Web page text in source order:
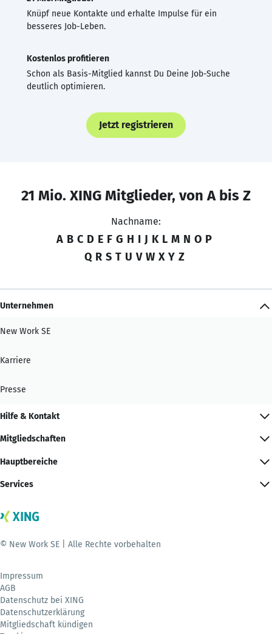
Knüpf neue Kontakte und erhalte Impulse für ein
besseres Job-Leben.
Kostenlos profitieren
Schon als Basis-Mitglied kannst Du Deine Job-Suche
deutlich optimieren.
Jetzt registrieren
21 Mio. XING Mitglieder, von A bis Z
Nachname:
A B C D E F G H I J K L M N O P
Q R S T U V W X Y Z
Unternehmen
New Work SE
Karriere
Presse
Hilfe & Kontakt
Mitgliedschaften
Hauptbereiche
Services
© New Work SE | Alle Rechte vorbehalten
Impressum
AGB
Datenschutz bei XING
Datenschutzerklärung
Mitgliedschaft kündigen